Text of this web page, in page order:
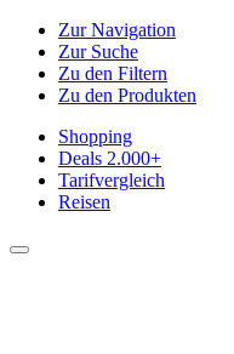
Zur Navigation
Zur Suche
Zu den Filtern
Zu den Produkten
Shopping
Deals 2.000+
Tarifvergleich
Reisen